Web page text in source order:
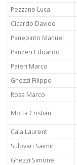
Pezzano Luca
Cicardo Davide
Panepinto Manuel
Panzeri Edoardo
Paieri Marco
Ghezzi Filippo
Rosa Marco
Motta Cristian
Cala Laurent
Sulovari Saimir
Ghezzi Simone